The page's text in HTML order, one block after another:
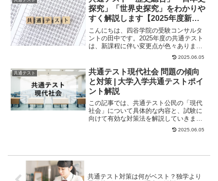
探究」「世界史探究」をわかりや
すく解説します【2025年度新課
程】
こんにちは、四谷学院の受験コンサルタ
ントの田中です。2025年度の共通テスト
は、新課程に伴い変更点が色々ありま
す。今回は共通テスト 新課程科目「歴史
2025.06.05
共通テスト
共通テスト現代社会 問題の傾向
と対策 | 大学入学共通テストポイ
ント解説
この記事では、共通テスト公民の「現代
社会」について具体的な内容と、試験に
向けて有効な対策法を解説していきま
す。出題内容共通テスト「現代社会」
2025.06.05
共通テスト対策は何がベスト？独学より